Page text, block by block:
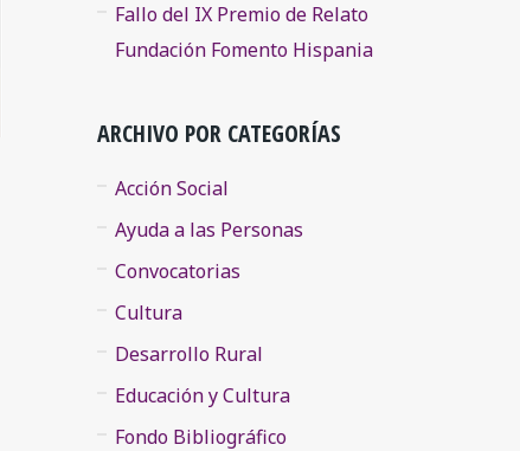
Fallo del IX Premio de Relato
Fundación Fomento Hispania
ARCHIVO POR CATEGORÍAS
Acción Social
Ayuda a las Personas
Convocatorias
Cultura
Desarrollo Rural
Educación y Cultura
Fondo Bibliográfico